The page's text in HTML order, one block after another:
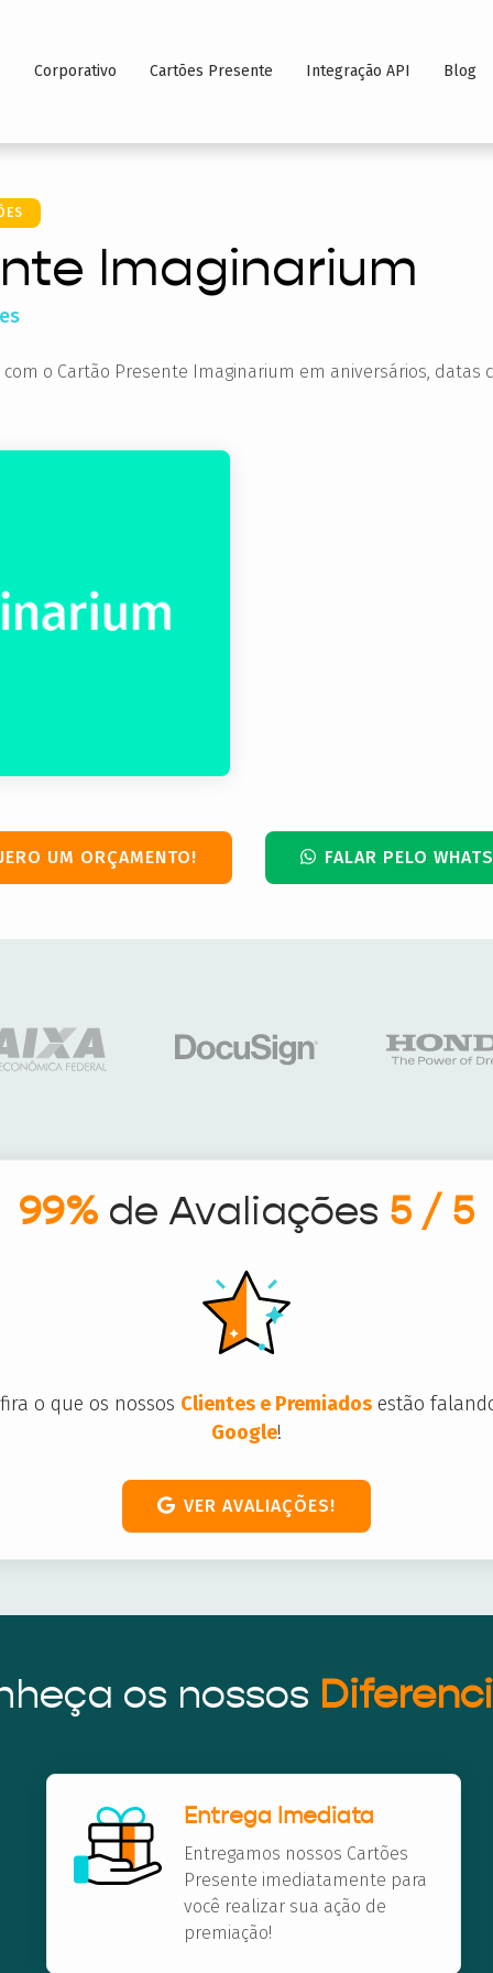
Corporativo Cartões Presente Integração API Blog
Imaginarium
o Cartão Presente Imaginarium em aniversários, datas
UM ORÇAMENTO! FALAR PELO
99% de Avaliações 5 / 5
o que os nossos Clientes e Premiados estão
Google!
VER AVALIAÇÕES!
os nossos
Entrega Imediata
Entregamos nossos Cartões
Presente imediatamente para
você realizar sua ação de
premiação!